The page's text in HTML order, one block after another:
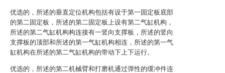
优选的，所述的垂直定位机构包括有设于第一固定板底部
的第二固定板，所述的第二固定板上设有第二气缸机构，
所述的第二气缸机构构连接有一竖向支撑板，所述的竖向
支撑板的顶部和所述的第一气缸机构相连，所述的第一气
缸机构在所述的第二气缸机构的带动下上下运行。
优选的，所述的第二机械臂和打磨机通过弹性的缓冲件连